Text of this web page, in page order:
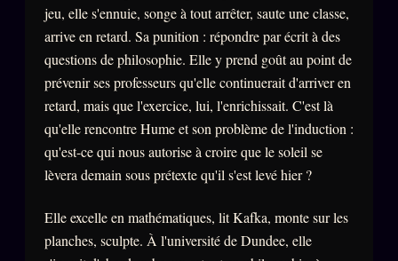
Personas
Who is who
Qui baise qui
Signatures
Charte éditoriale
Words Radio
jeu, elle s'ennuie, songe à tout arrêter, saute une classe,
arrive en retard. Sa punition : répondre par écrit à des
questions de philosophie. Elle y prend goût au point de
prévenir ses professeurs qu'elle continuerait d'arriver en
retard, mais que l'exercice, lui, l'enrichissait. C'est là
qu'elle rencontre Hume et son problème de l'induction :
qu'est-ce qui nous autorise à croire que le soleil se
lèvera demain sous prétexte qu'il s'est levé hier ?
Elle excelle en mathématiques, lit Kafka, monte sur les
planches, sculpte. À l'université de Dundee, elle